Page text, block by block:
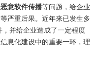
意软件传播等问题，给企业
严重后果。近年来已发生多
并给企业造成了一定程度
息化建设中的重要一环，理